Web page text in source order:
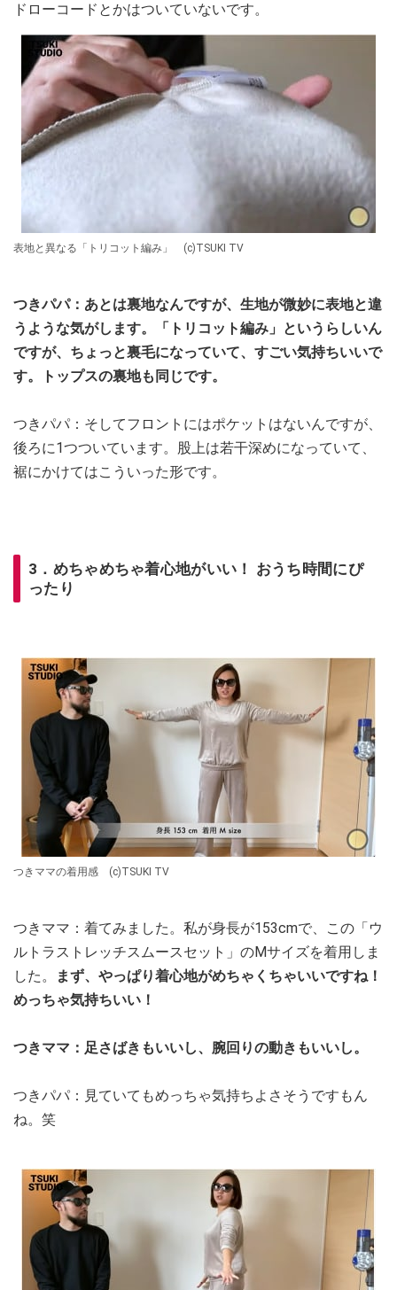
ドローコードとかはついていないです。
表地と異なる「トリコット編み」 (c)TSUKI TV
つきパパ：あとは裏地なんですが、生地が微妙に表地と違
うような気がします。「トリコット編み」というらしいん
ですが、ちょっと裏毛になっていて、すごい気持ちいいで
す。トップスの裏地も同じです。
つきパパ：そしてフロントにはポケットはないんですが、
後ろに1つついています。股上は若干深めになっていて、
裾にかけてはこういった形です。
3．めちゃめちゃ着心地がいい！ おうち時間にぴ
ったり
つきママの着用感 (c)TSUKI TV
つきママ：着てみました。私が身長が153cmで、この「ウ
ルトラストレッチスムースセット」のMサイズを着用しま
した。
まず、やっぱり着心地がめちゃくちゃいいですね！
めっちゃ気持ちいい！
つきママ：足さばきもいいし、腕回りの動きもいいし。
つきパパ：見ていてもめっちゃ気持ちよさそうですもん
ね。笑